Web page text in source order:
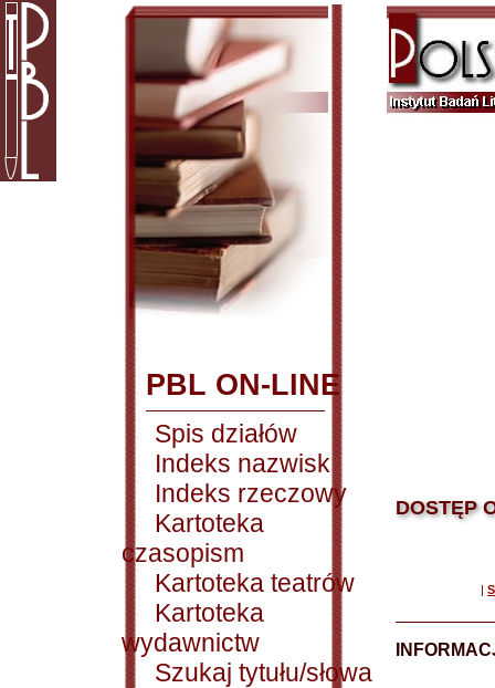
PBL ON-LINE
Spis działów
Indeks nazwisk
Indeks rzeczowy
Kartoteka
czasopism
Kartoteka teatrów
Kartoteka
wydawnictw
Szukaj tytułu/słowa
DOSTĘP
|